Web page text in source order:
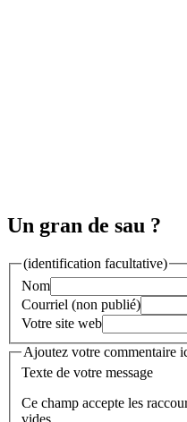
Un gran de sau ?
(identification facultative)
Nom
Courriel (non publié)
Votre site web
Ajoutez votre commentaire
Texte de votre message
Ce champ accepte les